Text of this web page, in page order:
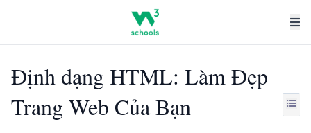
Định dạng HTML: Làm Đẹp
Trang Web Của Bạn